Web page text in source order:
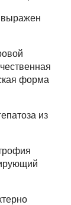
выражен
форма
из